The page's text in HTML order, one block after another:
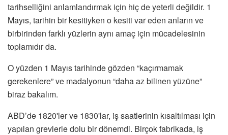
tarihselliğini anlamlandırmak için hiç de yeterli değildir. 1
Mayıs, tarihin bir kesitiyken o kesiti var eden anların ve
birbirinden farklı yüzlerin aynı amaç için mücadelesinin
toplamıdır da.
O yüzden 1 Mayıs tarihinde gözden “kaçırmamak
gerekenlere” ve madalyonun “daha az bilinen yüzüne”
biraz bakalım.
ABD’de 1820'ler ve 1830'lar, iş saatlerinin kısaltılması için
yapılan grevlerle dolu bir dönemdi. Birçok fabrikada, iş